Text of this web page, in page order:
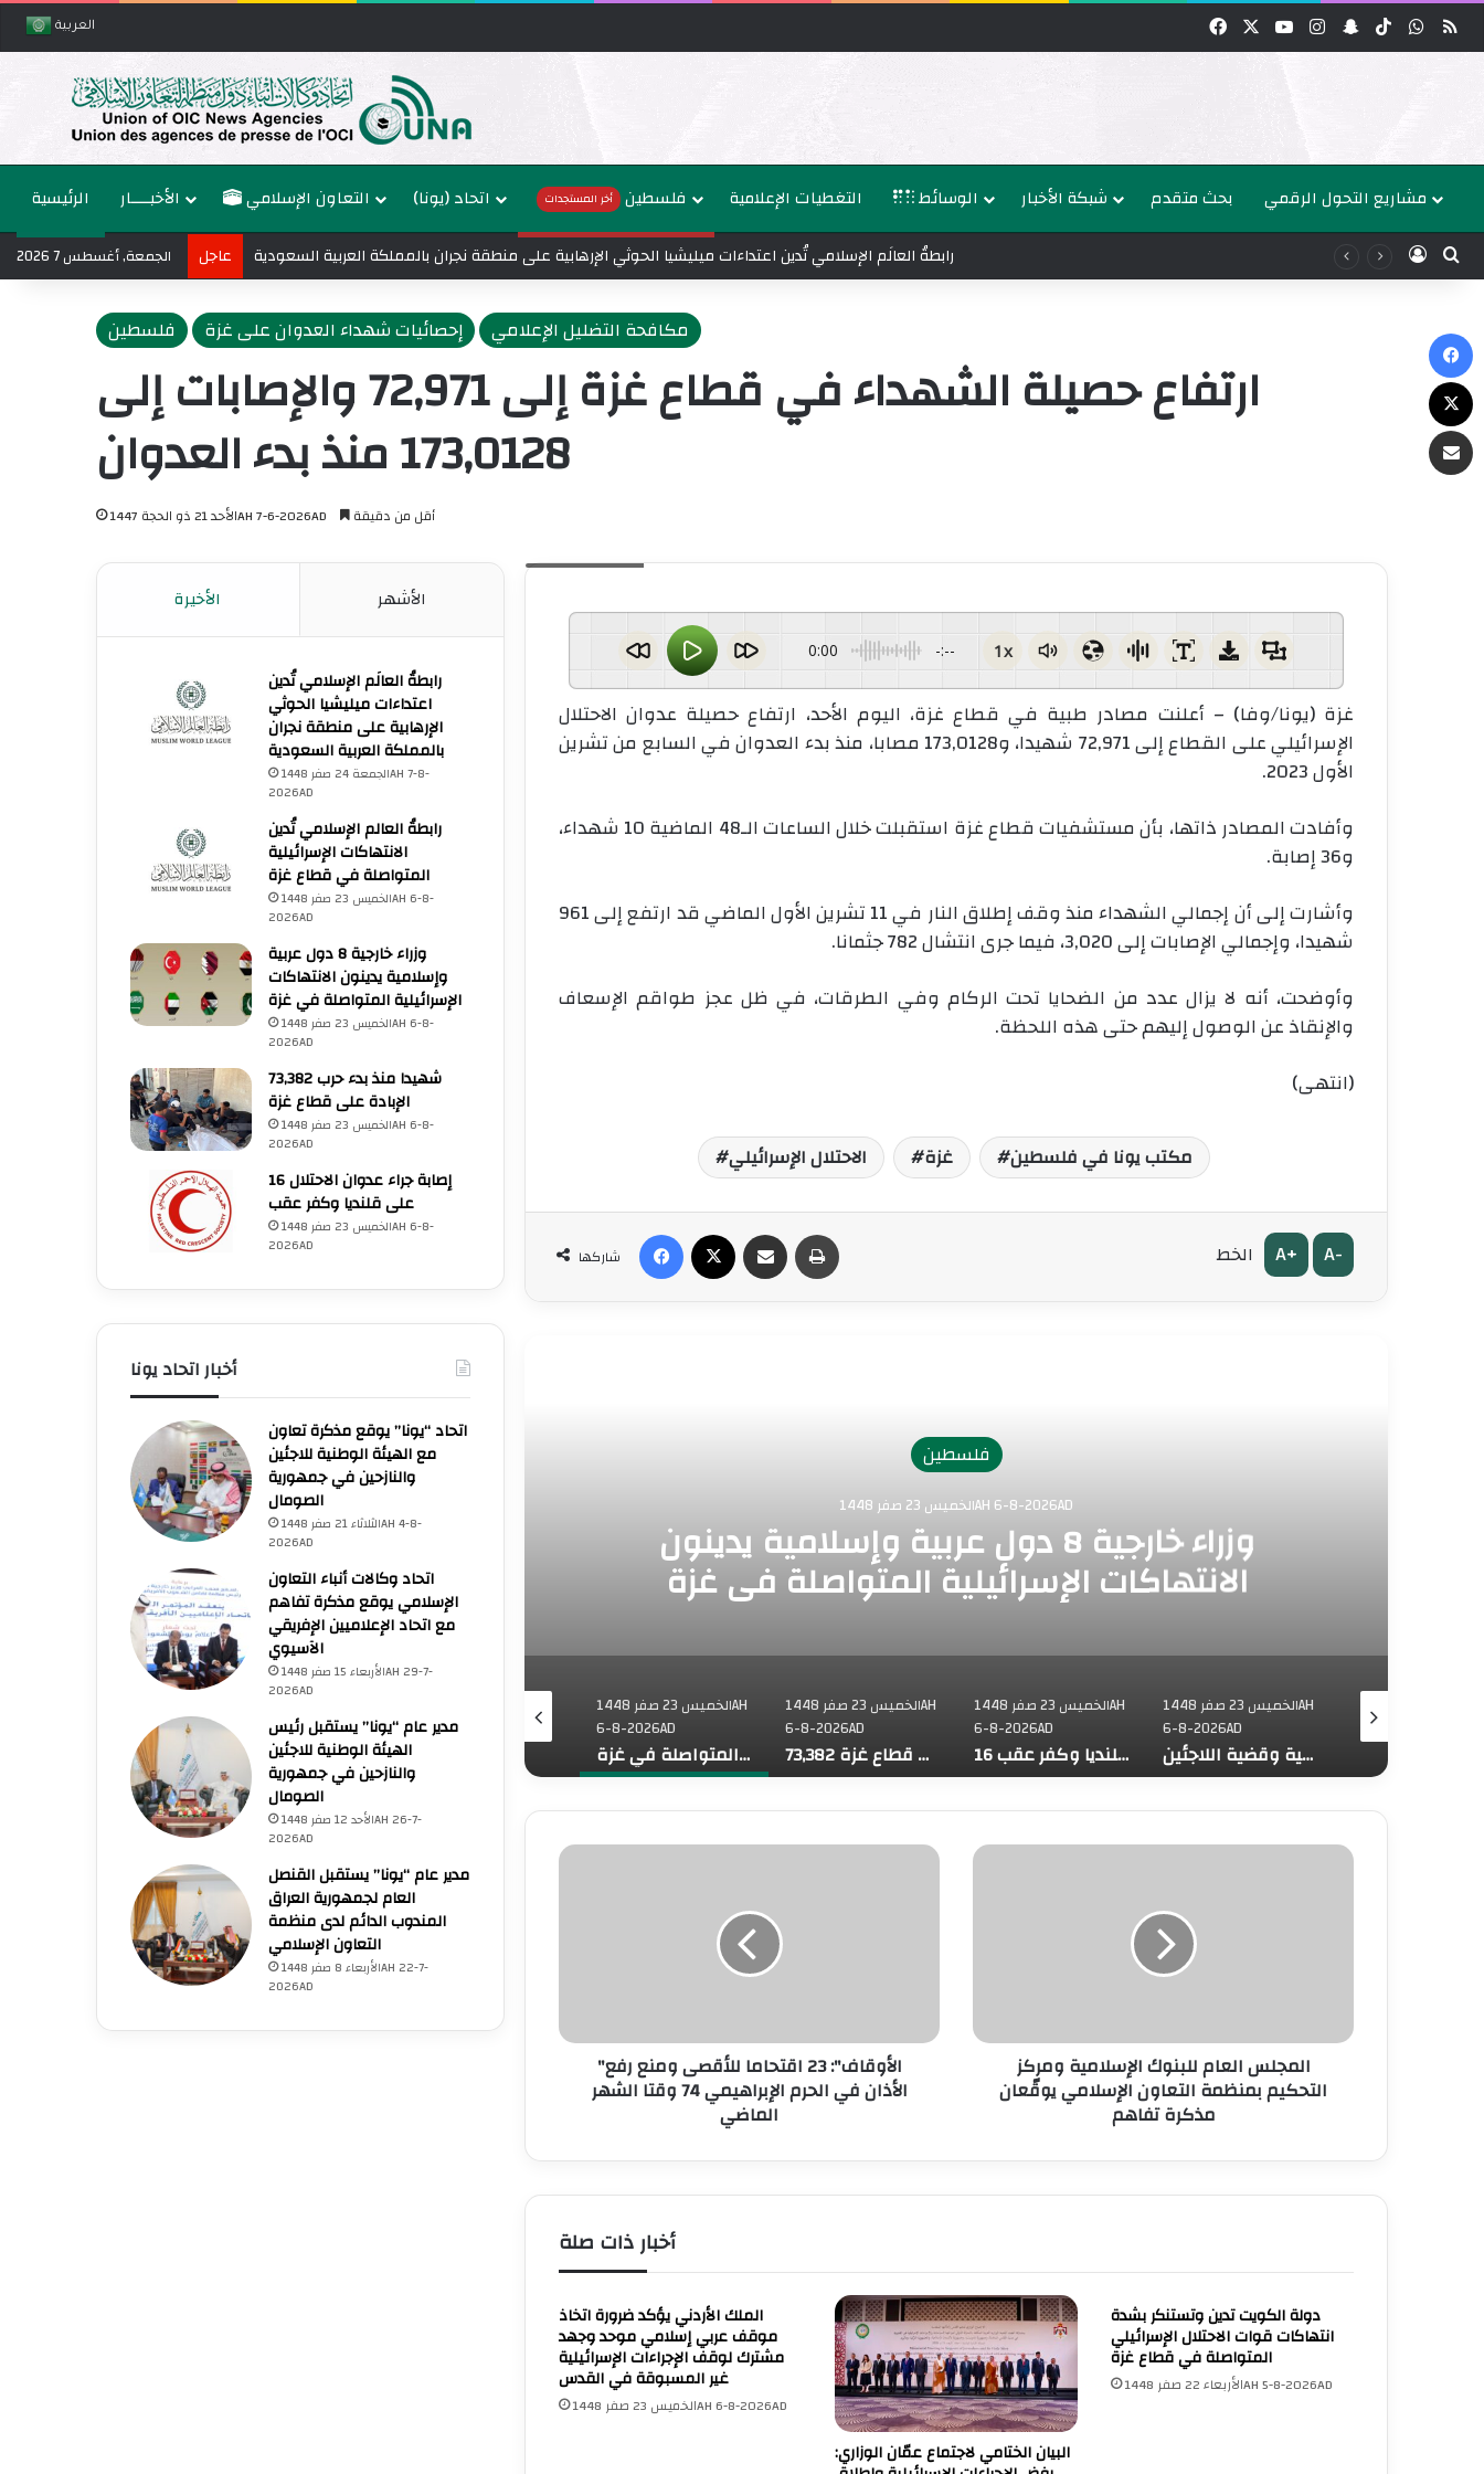
العربية فيسبوك ‫YouTubeانستقرام
سناب تشات
‫TikTok واتساب
الرئيسية الأخبــــار التعاون الإسلامي اتحاد (يونا) فلسطين أخر المستجدات التغطيات الإعلامية الوسائط شبكة الأخبار بحث متقدم مشاريع التحول الرقمي
الجمعة, أغسطس 7 2026 عاجل رابطةُ العالَم الإسلامي تُدين اعتداءات ميليشيا الحوثي الإرهابية على منطقة نجران بالمملكة العربية السعودية
فلسطين إحصائيات شهداء العدوان على غزة مكافحة التضليل الإعلامي
ارتفاع حصيلة الشهداء في قطاع غزة إلى 72,971 والإصابات إلى
173,0128 منذ بدء العدوان
الأحد 21 ذو الحجة 1447AH 7-6-2026AD أقل من دقيقة
0:00 -:-- 1x
غزة (يونا/وفا) – أعلنت مصادر طبية في قطاع غزة، اليوم الأحد، ارتفاع حصيلة عدوان الاحتلال
الإسرائيلي على القطاع إلى 72,971 شهيدا، و173,0128 مصابا، منذ بدء العدوان في السابع من تشرين
الأول 2023
.
وأفادت المصادر ذاتها، بأن مستشفيات قطاع غزة استقبلت خلال الساعات الـ48 الماضية 10 شهداء،
و36 إصابة
.
وأشارت إلى أن إجمالي الشهداء منذ وقف إطلاق النار في 11 تشرين الأول الماضي قد ارتفع إلى 961
شهيدا، وإجمالي الإصابات إلى 3,020، فيما جرى انتشال 782 جثمانا
.
وأوضحت، أنه لا يزال عدد من الضحايا تحت الركام وفي الطرقات، في ظل عجز طواقم الإسعاف
والإنقاذ عن الوصول إليهم حتى هذه اللحظة.
(انتهى)
الاحتلال الإسرائيلي غزة مكتب يونا في فلسطين
شاركها الخط A+ A-
الخميس 23 صفر 1448AH 6-8-2026AD
رابطةُ العالم الإسلامي تُدين
المتواصلة في
فلسطين
الخميس 23 صفر 1448AH 6-8-2026AD
وزراء خارجية 8 دول عربية وإسلامية يدينون
الانتهاكات الإسرائيلية المتواصلة في غزة
وزيرة الخارجية الفلسطينية تبحث مع نظيرها المصري مستجدات الأوضاع وتعزيز التنسيق المشترك
6-8-2026AD
وزراء الخارجية باللجنة الوزارية العربية يشددون على التصدي لسياسات وإجراءات إسرائيل الساعية لتغيير الهوية العربية الإسلامية والمسيحية للقدس المحتلة
6-8-2026AD
الخميس 23 صفر 1448AH
6-8-2026AD
وزراء خارجية 8 دول عربية وإسلامية يدينون الانتهاكات الإسرائيلية المتواصلة في غزة
الخميس 23 صفر 1448AH
6-8-2026AD
73,382 شهيدا منذ بدء حرب الإبادة على قطاع غزة
الخميس 23 صفر 1448AH
6-8-2026AD
16 إصابة جراء عدوان الاحتلال على قلنديا وكفر عقب
الخميس 23 صفر 1448AH
6-8-2026AD
محافظة القدس: العدوان على مخيم قلنديا يستهدف المخيمات الفلسطينية وقضية اللاجئين
الخميس 23 صفر 1448AH
6-8-2026AD
"
"
ق
ح
م
ا
ل
أ
ق
ص
ى
"الأوقاف": 23 اقتحاما للأقصى ومنع رفع
الأذان في الحرم الإبراهيمي 74 وقتا الشهر
الماضي
ا
ع
ب
و
ل
إ
س
ل
ا
م
ي
ة
و
المجلس العام للبنوك الإسلامية ومركز
التحكيم بمنظمة التعاون الإسلامي يوقّعان
مذكرة تفاهم
أخبار ذات صلة
الملك الأردني يؤكد ضرورة اتخاذ
موقف عربي إسلامي موحد وجهد
مشترك لوقف الإجراءات الإسرائيلية
غير المسبوقة في القدس
الخميس 23 صفر 1448AH 6-8-2026AD
البيان الختامي لاجتماع عمّان الوزاري:
دولة الكويت تدين وتستنكر بشدة
انتهاكات قوات الاحتلال الإسرائيلي
المتواصلة في قطاع غزة
الأربعاء 22 صفر 1448AH 5-8-2026AD
الأخيرة الأشهر
رابطةُ العالَم الإسلامي تُدين
اعتداءات ميليشيا الحوثي
الإرهابية على منطقة نجران
بالمملكة العربية السعودية
الجمعة 24 صفر 1448AH 7-8-
2026AD
رابطةُ العالم الإسلامي تُدين
الانتهاكات الإسرائيلية
المتواصلة في قطاع غزة
الخميس 23 صفر 1448AH 6-8-
2026AD
وزراء خارجية 8 دول عربية
وإسلامية يدينون الانتهاكات
الإسرائيلية المتواصلة في غزة
الخميس 23 صفر 1448AH 6-8-
2026AD
73,382 شهيدا منذ بدء حرب
الإبادة على قطاع غزة
الخميس 23 صفر 1448AH 6-8-
2026AD
16 إصابة جراء عدوان الاحتلال
على قلنديا وكفر عقب
الخميس 23 صفر 1448AH 6-8-
2026AD
أخبار اتحاد يونا
اتحاد “يونا” يوقع مذكرة تعاون
مع الهيئة الوطنية للاجئين
والنازحين في جمهورية
الصومال
الثلاثاء 21 صفر 1448AH 4-8-
2026AD
اتحاد وكالات أنباء التعاون
الإسلامي يوقع مذكرة تفاهم
مع اتحاد الإعلاميين الإفريقي
الآسيوي
الأربعاء 15 صفر 1448AH 29-7-
2026AD
مدير عام “يونا” يستقبل رئيس
الهيئة الوطنية للاجئين
والنازحين في جمهورية
الصومال
الأحد 12 صفر 1448AH 26-7-
2026AD
مدير عام “يونا” يستقبل القنصل
العام لجمهورية العراق
المندوب الدائم لدى منظمة
التعاون الإسلامي
الأربعاء 8 صفر 1448AH 22-7-
2026AD